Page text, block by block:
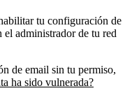
tu configuración de
administrador de tu red
de email sin tu permiso,
ha sido vulnerada?